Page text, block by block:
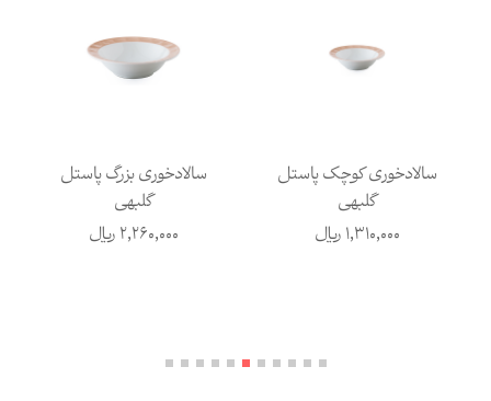
سالادخوری کوچک پاستل
گلبهی
1,310,000ریال
سالادخوری بزرگ پاستل
گلبهی
2,260,000ریال